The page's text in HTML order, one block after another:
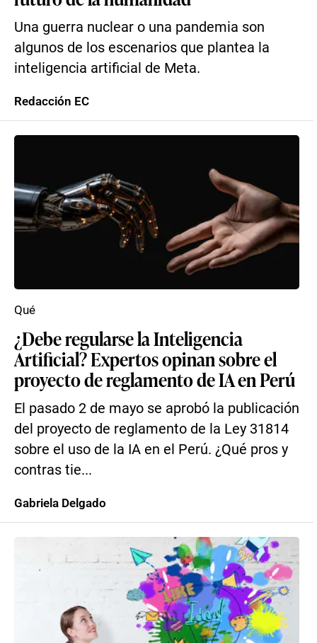
Una guerra nuclear o una pandemia son
algunos de los escenarios que plantea la
inteligencia artificial de Meta.
Redacción EC
¿Debe regularse la Inteligencia
Artificial? Expertos opinan sobre el
proyecto de reglamento de IA en Perú
El pasado 2 de mayo se aprobó la publicación
del proyecto de reglamento de la Ley 31814
sobre el uso de la IA en el Perú. ¿Qué pros y
contras tie...
Qué
Gabriela Delgado